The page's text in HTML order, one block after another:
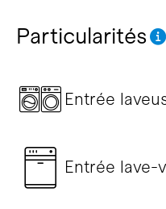
Particularités
Entrée
Entrée lave-